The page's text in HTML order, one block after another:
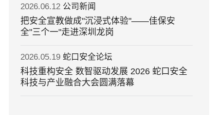
2026.06.12 公司新闻
把安全宣教做成"沉浸式体验"——佳保安
全"三个一"走进深圳龙岗
2026.05.19 蛇口安全论坛
科技重构安全 数智驱动发展 2026 蛇口安全
科技与产业融合大会圆满落幕